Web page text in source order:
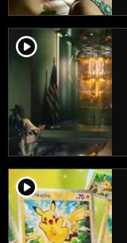
player2
player2